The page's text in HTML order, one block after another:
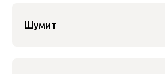
Шумит